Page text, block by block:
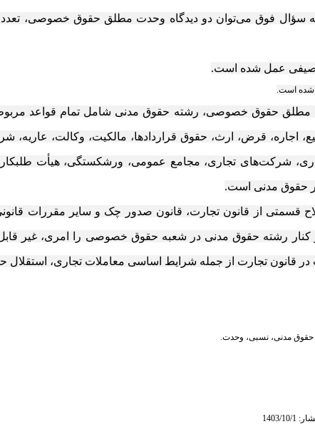
سؤال فوق می‌توان دو دیدگاه وحدت مطلق حقوق خصوصی،
عمل شده است.
شده است.
مطلق حقوق خصوصی، رشته حقوق مدنی شامل تمام قواعد
اجاره، قرض، ارث، حقوق قراردادها، مالکیت، وکالت، عاریه،
شرکت‌های تجاری، مجامع عمومی، ورشکستگی، هیأت
حقوق مدنی است.
قسمتی از قانون تجارت، قانون صدور چک و سایر مقررات
رشته حقوق مدنی در شعبه حقوق خصوصی را امری، غیر قابل
قانون تجارت از جمله شرایط اساسی معاملات تجاری،
حقوق مدنی، نسبی، وحدت.